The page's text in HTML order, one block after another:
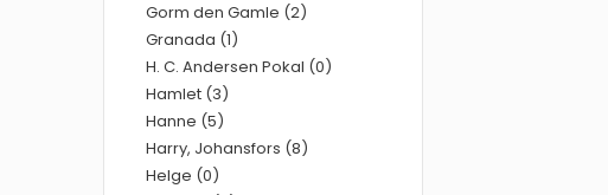
Gorm den Gamle (2)
Granada (1)
H. C. Andersen Pokal (0)
Hamlet (3)
Hanne (5)
Harry, Johansfors (8)
Helge (0)